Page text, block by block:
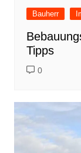
Bauherr
Tipps
0